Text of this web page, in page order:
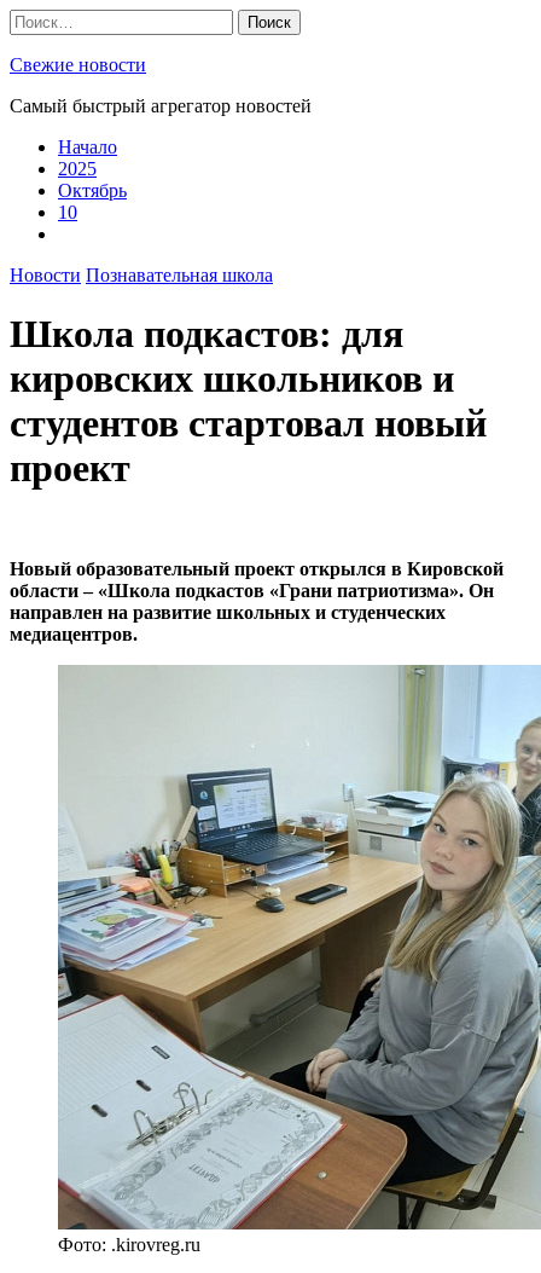
Skip
to
content
Найти:
Свежие новости
Самый быстрый агрегатор новостей
Начало
2025
Октябрь
10
Новости Познавательная школа
Школа подкастов: для
кировских школьников и
студентов стартовал новый
проект
Новый образовательный проект открылся в Кировской
области – «Школа подкастов «Грани патриотизма». Он
направлен на развитие школьных и студенческих
медиацентров.
Фото: .kirovreg.ru